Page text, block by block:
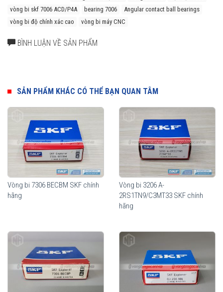
Vòng bi đỡ chặn SKF 7006 ACD/P4A chính hãng
Vòng bi SKF 7006 ACD/P4A chính hãng, phân phối bởi Vòng bi
Ngọc Anh - Đại lý uỷ quyền SKF.
vòng bi skf 7006 ACD/P4A
bearing 7006
Angular contact ball bearings
vòng bi độ chính xác cao
vòng bi máy CNC
BÌNH LUẬN VỀ SẢN PHẨM
SẢN PHẨM KHÁC CÓ THỂ BẠN QUAN TÂM
Vòng bi 7306 BECBM SKF chính
hãng
Vòng bi 3206 A-
2RS1TN9/C3MT33 SKF chính
hãng